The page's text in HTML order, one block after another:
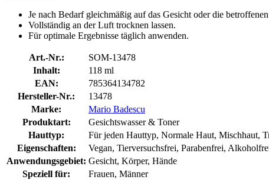
Je nach Bedarf gleichmäßig auf das Gesicht oder die
Vollständig an der Luft trocknen lassen.
Für optimale Ergebnisse täglich anwenden.
Art.-Nr.:
SOM-13478
Inhalt:
118 ml
EAN:
785364134782
Hersteller-Nr.:
13478
Marke:
Mario Badescu
Produktart:
Gesichtswasser & Toner
Hauttyp:
Für jeden Hauttyp, Normale Haut, Mischhaut,
Eigenschaften:
Vegan, Tierversuchsfrei, Parabenfrei,
Anwendungsgebiet: Gesicht, Körper, Hände
Speziell für:
Frauen, Männer